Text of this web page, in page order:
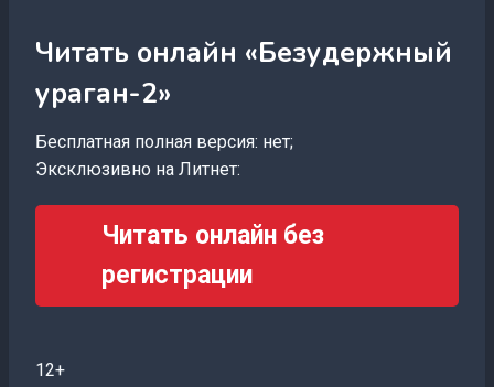
Читать онлайн «Безудержный
ураган-2»
Бесплатная полная версия: нет;
Эксклюзивно на Литнет:
Читать онлайн без
регистрации
12+